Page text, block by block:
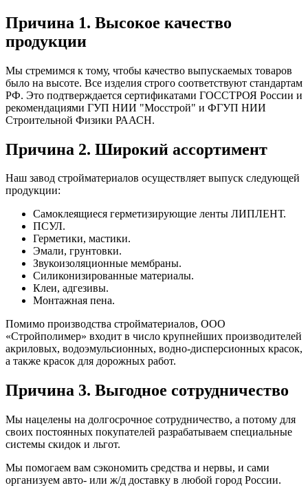
Причина 1. Высокое качество
продукции
Мы стремимся к тому, чтобы качество выпускаемых товаров
было на высоте. Все изделия строго соответствуют стандартам
РФ. Это подтверждается сертификатами ГОССТРОЯ России и
рекомендациями ГУП НИИ "Мосстрой" и ФГУП НИИ
Строительной Физики РААСН.
Причина 2. Широкий ассортимент
Наш завод стройматериалов осуществляет выпуск следующей
продукции:
Самоклеящиеся герметизирующие ленты ЛИПЛЕНТ.
ПСУЛ.
Герметики, мастики.
Эмали, грунтовки.
Звукоизоляционные мембраны.
Силиконизированные материалы.
Клеи, адгезивы.
Монтажная пена.
Помимо производства стройматериалов, ООО
«Стройполимер» входит в число крупнейших производителей
акриловых, водоэмульсионных, водно-дисперсионных красок,
а также красок для дорожных работ.
Причина 3. Выгодное сотрудничество
Мы нацелены на долгосрочное сотрудничество, а потому для
своих постоянных покупателей разрабатываем специальные
системы скидок и льгот.
Мы помогаем вам сэкономить средства и нервы, и сами
организуем авто- или ж/д доставку в любой город России.